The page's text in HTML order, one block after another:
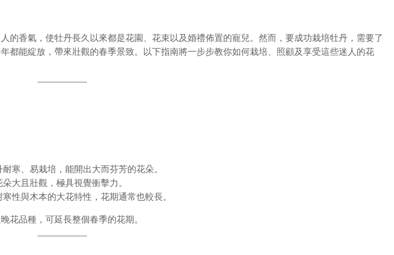
的香氣，使牡丹長久以來都是花園、花束以及婚禮佈置的寵兒。然而，要成功栽培牡丹，需要了
都能綻放，帶來壯觀的春季景致。以下指南將一步步教你如何栽培、照顧及享受這些迷人的花
寒、易栽培，能開出大而芬芳的花朵。
大且壯觀，極具視覺衝擊力。
性與木本的大花特性，花期通常也較長。
花品種，可延長整個春季的花期。